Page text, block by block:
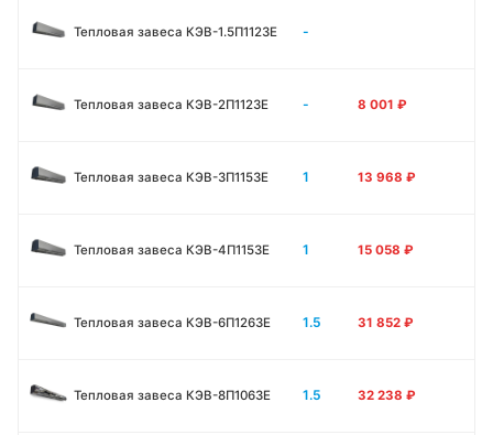
Тепловая завеса КЭВ-1.5П1123E -
Тепловая завеса КЭВ-2П1123E - 8 001 ₽
Тепловая завеса КЭВ-3П1153E 1 13 968 ₽
Тепловая завеса КЭВ-4П1153E 1 15 058 ₽
Тепловая завеса КЭВ-6П1263E 1.5 31 852 ₽
Тепловая завеса КЭВ-8П1063E 1.5 32 238 ₽